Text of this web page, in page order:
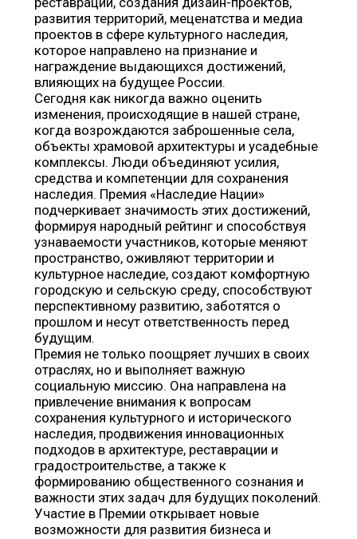
развития территорий, меценатства и медиа
проектов в сфере культурного наследия,
которое направлено на признание и
награждение выдающихся достижений,
влияющих на будущее России.
Сегодня как никогда важно оценить
изменения, происходящие в нашей стране,
когда возрождаются заброшенные села,
объекты храмовой архитектуры и усадебные
комплексы. Люди объединяют усилия,
средства и компетенции для сохранения
наследия. Премия «Наследие Нации»
подчеркивает значимость этих достижений,
формируя народный рейтинг и способствуя
узнаваемости участников, которые меняют
пространство, оживляют территории и
культурное наследие, создают комфортную
городскую и сельскую среду, способствуют
перспективному развитию, заботятся о
прошлом и несут ответственность перед
будущим.
Премия не только поощряет лучших в своих
отраслях, но и выполняет важную
социальную миссию. Она направлена на
привлечение внимания к вопросам
сохранения культурного и исторического
наследия, продвижения инновационных
подходов в архитектуре, реставрации и
градостроительстве, а также к
формированию общественного сознания и
важности этих задач для будущих поколений.
Участие в Премии открывает новые
возможности для развития бизнеса и